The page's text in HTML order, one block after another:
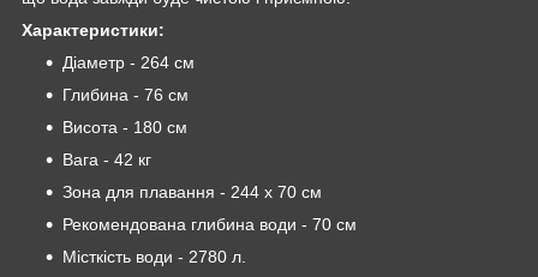
Характеристики:
Діаметр - 264 см
Глибина - 76 см
Висота - 180 см
Вага - 42 кг
Зона для плавання - 244 х 70 см
Рекомендована глибина води - 70 см
Місткість води - 2780 л.